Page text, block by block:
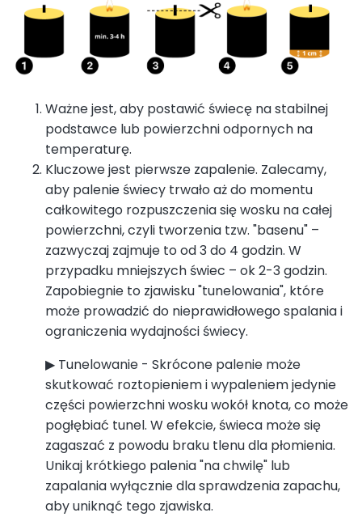
Ważne jest, aby postawić świecę na stabilnej
podstawce lub powierzchni odpornych na
temperaturę.
Kluczowe jest pierwsze zapalenie. Zalecamy,
aby palenie świecy trwało aż do momentu
całkowitego rozpuszczenia się wosku na całej
powierzchni, czyli tworzenia tzw. "basenu" –
zazwyczaj zajmuje to od 3 do 4 godzin. W
przypadku mniejszych świec – ok 2-3 godzin.
Zapobiegnie to zjawisku "tunelowania", które
może prowadzić do nieprawidłowego spalania i
ograniczenia wydajności świecy.
▶ Tunelowanie - Skrócone palenie może
skutkować roztopieniem i wypaleniem jedynie
części powierzchni wosku wokół knota, co może
pogłębiać tunel. W efekcie, świeca może się
zagaszać z powodu braku tlenu dla płomienia.
Unikaj krótkiego palenia "na chwilę" lub
zapalania wyłącznie dla sprawdzenia zapachu,
aby uniknąć tego zjawiska.